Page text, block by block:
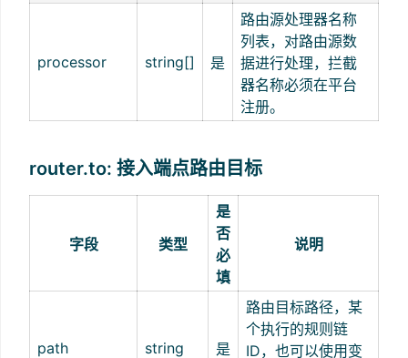
processor string[] 是
路由源处理器名称
列表，对路由源数
据进行处理，拦截
器名称必须在平台
注册。
router.to: 接入端点路由目标
字段 类型
是
否
必
填
说明
path string 是
路由目标路径，某
个执行的规则链
ID，也可以使用变